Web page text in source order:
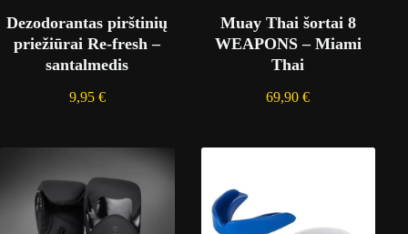
Dezodorantas pirštinių
priežiūrai Re-fresh –
santalmedis
9,95 €
Muay Thai šortai 8
WEAPONS – Miami
Thai
69,90€